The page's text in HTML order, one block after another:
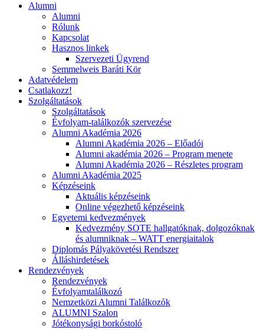
Alumni
Alumni
Rólunk
Kapcsolat
Hasznos linkek
Szervezeti Ügyrend
Semmelweis Baráti Kör
Adatvédelem
Csatlakozz!
Szolgáltatások
Szolgáltatások
Évfolyam-találkozók szervezése
Alumni Akadémia 2026
Alumni Akadémia 2026 – Előadói
Alumni akadémia 2026 – Program menete
Alumni Akadémia 2026 – Részletes program
Alumni Akadémia 2025
Képzéseink
Aktuális képzéseink
Online végezhető képzéseink
Egyetemi kedvezmények
Kedvezmény SOTE hallgatóknak, dolgozóknak
és alumniknak – WATT energiaitalok
Diplomás Pályakövetési Rendszer
Álláshirdetések
Rendezvények
Rendezvények
Évfolyamtalálkozó
Nemzetközi Alumni Találkozók
ALUMNI Szalon
Jótékonysági borkóstoló